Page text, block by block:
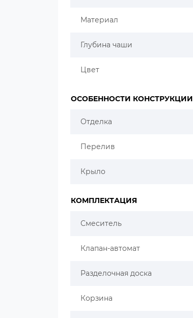
Материал
Глубина чаши
Цвет
ОСОБЕННОСТИ КОНСТРУКЦИИ
Отделка
Перелив
Крыло
КОМПЛЕКТАЦИЯ
Смеситель
Клапан-автомат
Разделочная доска
Корзина